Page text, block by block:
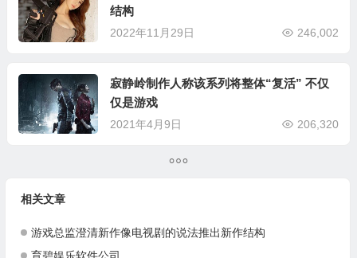
结构
2022年11月29日 246,002
寂静岭制作人称该系列将整体“复活” 不仅
仅是游戏
2021年4月9日 206,320
相关文章
游戏总监澄清新作像电视剧的说法推出新作结构